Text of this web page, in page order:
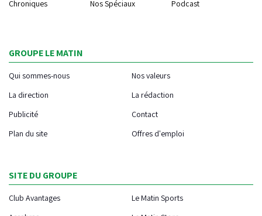
Chroniques
Nos Spéciaux Podcast
GROUPE LE MATIN
Qui sommes-nous
Nos valeurs
La direction
La rédaction
Publicité
Contact
Plan du site
Offres d'emploi
SITE DU GROUPE
Club Avantages
Le Matin Sports